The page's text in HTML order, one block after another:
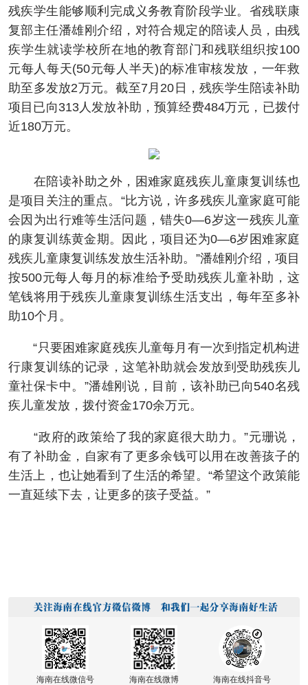
残疾学生能够顺利完成义务教育阶段学业。省残联康
复部主任潘雄刚介绍，对符合规定的陪读人员，由残
疾学生就读学校所在地的教育部门和残联组织按100
元每人每天(50元每人半天)的标准审核发放，一年救
助至多发放2万元。截至7月20日，残疾学生陪读补助
项目已向313人发放补助，预算经费484万元，已拨付
近180万元。
在陪读补助之外，困难家庭残疾儿童康复训练也
是项目关注的重点。“比方说，许多残疾儿童家庭可能
会因为出行难等生活问题，错失0—6岁这一残疾儿童
的康复训练黄金期。因此，项目还为0—6岁困难家庭
残疾儿童康复训练发放生活补助。”潘雄刚介绍，项目
按500元每人每月的标准给予受助残疾儿童补助，这
笔钱将用于残疾儿童康复训练生活支出，每年至多补
助10个月。
“只要困难家庭残疾儿童每月有一次到指定机构进
行康复训练的记录，这笔补助就会发放到受助残疾儿
童社保卡中。”潘雄刚说，目前，该补助已向540名残
疾儿童发放，‌拨付资金170余万元。
“政府的政策给了我的家庭很大助力。”元珊说，
有了补助金，自家有了更多余钱可以用在改善孩子的
生活上，也让她看到了生活的希望。“希望这个政策能
一直延续下去，让更多的孩子受益。”
海南在线微信号 海南在线微博 海南在线抖音号